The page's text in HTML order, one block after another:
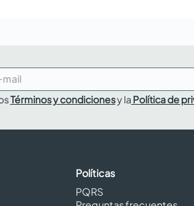
Términos y condicionesy la Política de
Políticas
PQRS